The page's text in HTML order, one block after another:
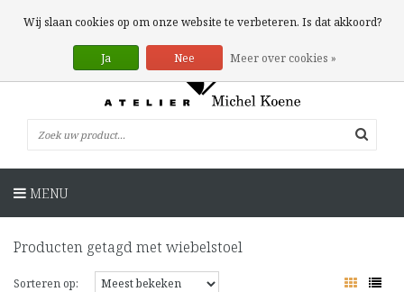
0 Artikelen
MENU
Producten getagd met wiebelstoel
Sorteren op:
Wij slaan cookies op om onze website te verbeteren. Is dat akkoord?
Ja Nee Meer over cookies »